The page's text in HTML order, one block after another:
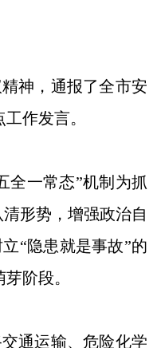
神，通报了全市安
作发言。
全一常态”机制为抓
形势，增强政治自
“隐患就是事故”的
阶段。
通运输、危险化学